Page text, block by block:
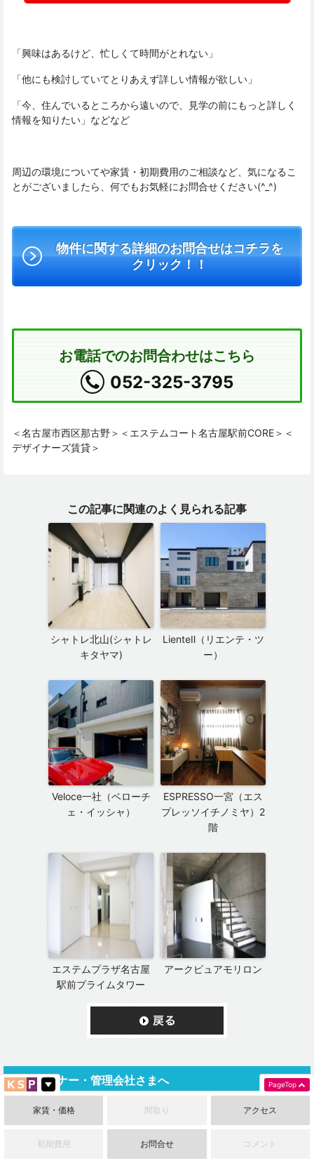
「興味はあるけど、忙しくて時間がとれない」
「他にも検討していてとりあえず詳しい情報が欲しい」
「今、住んでいるところから遠いので、見学の前にもっと詳しく
情報を知りたい」などなど
周辺の環境についてや家賃・初期費用のご相談など、気になるこ
とがございましたら、何でもお気軽にお問合せください(^_^)
物件に関する詳細のお問合せはコチラを
クリック！！
お電話でのお問合わせはこちら
052-325-3795
＜名古屋市西区那古野＞＜エステムコート名古屋駅前CORE＞＜
デザイナーズ賃貸＞
この記事に関連のよく見られる記事
シャトレ北山(シャトレ
キタヤマ)
LienteⅡ（リエンテ・ツ
ー）
Veloce一社（ベローチ
ェ・イッシャ）
ESPRESSO一宮（エス
プレッソイチノミヤ）2
階
エステムプラザ名古屋
駅前プライムタワー
アークピュアモリロン
賃貸オーナー・管理会社さまへ
資産運用の常識を変える－テナント賃貸という新しい選択肢
アパート建築をお考えの方へ
家賃・価格 間取り アクセス
初期費用 お問合せ コメント
PageTop